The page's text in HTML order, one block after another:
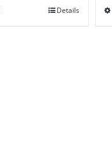
Details